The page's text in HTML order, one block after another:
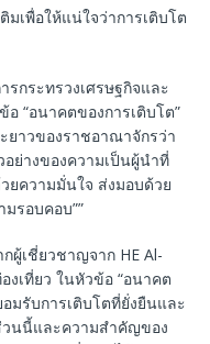
เพื่อให้แน่ใจว่าการเติบโต
รกระทรวงเศรษฐกิจและ
“อนาคตของการเติบโต”
ยาวของราชอาณาจักรว่า
อย่างของความเป็นผู้นำที่
ยความมั่นใจ ส่งมอบด้วย
รอบคอบ””
ผู้เชี่ยวชาญจาก HE Al-
งเที่ยว ในหัวข้อ “อนาคต
มรับการเติบโตที่ยั่งยืนและ
วนนี้และความสำคัญของ